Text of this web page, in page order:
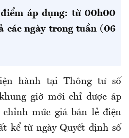
áp dụng: từ 00h00
các ngày trong tuần (06
hành tại Thông tư số
giờ mới chỉ được áp
chỉnh mức giá bán lẻ điện
kể từ ngày Quyết định số